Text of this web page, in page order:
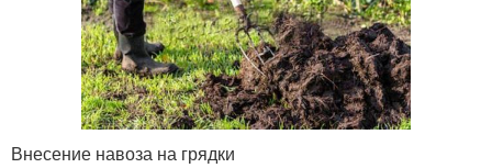
Внесение навоза на грядки